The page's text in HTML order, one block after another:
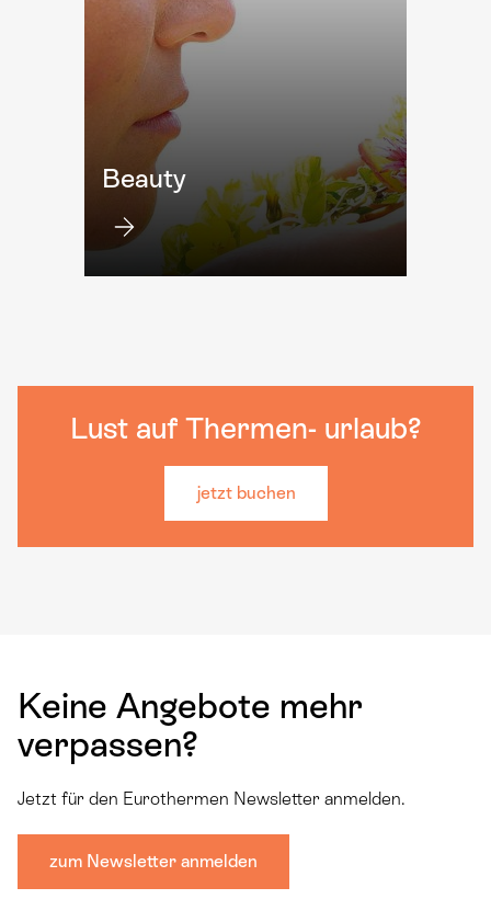
Beauty
Lust auf Thermen- urlaub?
jetzt buchen
Keine Angebote mehr
verpassen?
Jetzt für den Eurothermen Newsletter anmelden.
zum Newsletter anmelden